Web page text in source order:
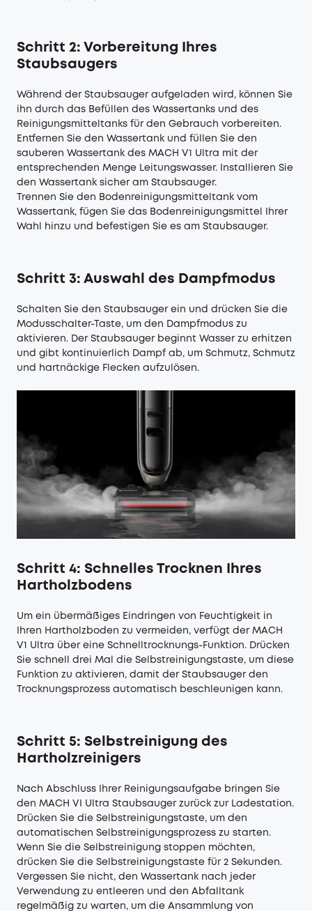
Schritt 2: Vorbereitung Ihres
Staubsaugers
Während der Staubsauger aufgeladen wird, können Sie
ihn durch das Befüllen des Wassertanks und des
Reinigungsmitteltanks für den Gebrauch vorbereiten.
Entfernen Sie den Wassertank und füllen Sie den
sauberen Wassertank des MACH V1 Ultra mit der
entsprechenden Menge Leitungswasser. Installieren Sie
den Wassertank sicher am Staubsauger.
Trennen Sie den Bodenreinigungsmitteltank vom
Wassertank, fügen Sie das Bodenreinigungsmittel Ihrer
Wahl hinzu und befestigen Sie es am Staubsauger.
Schritt 3: Auswahl des Dampfmodus
Schalten Sie den Staubsauger ein und drücken Sie die
Modusschalter-Taste, um den Dampfmodus zu
aktivieren. Der Staubsauger beginnt Wasser zu erhitzen
und gibt kontinuierlich Dampf ab, um Schmutz, Schmutz
und hartnäckige Flecken aufzulösen.
Schritt 4: Schnelles Trocknen Ihres
Hartholzbodens
Um ein übermäßiges Eindringen von Feuchtigkeit in
Ihren Hartholzboden zu vermeiden, verfügt der MACH
V1 Ultra über eine Schnelltrocknungs-Funktion. Drücken
Sie schnell drei Mal die Selbstreinigungstaste, um diese
Funktion zu aktivieren, damit der Staubsauger den
Trocknungsprozess automatisch beschleunigen kann.
Schritt 5: Selbstreinigung des
Hartholzreinigers
Nach Abschluss Ihrer Reinigungsaufgabe bringen Sie
den MACH VI Ultra Staubsauger zurück zur Ladestation.
Drücken Sie die Selbstreinigungstaste, um den
automatischen Selbstreinigungsprozess zu starten.
Wenn Sie die Selbstreinigung stoppen möchten,
drücken Sie die Selbstreinigungstaste für 2 Sekunden.
Vergessen Sie nicht, den Wassertank nach jeder
Verwendung zu entleeren und den Abfalltank
regelmäßig zu warten, um die Ansammlung von